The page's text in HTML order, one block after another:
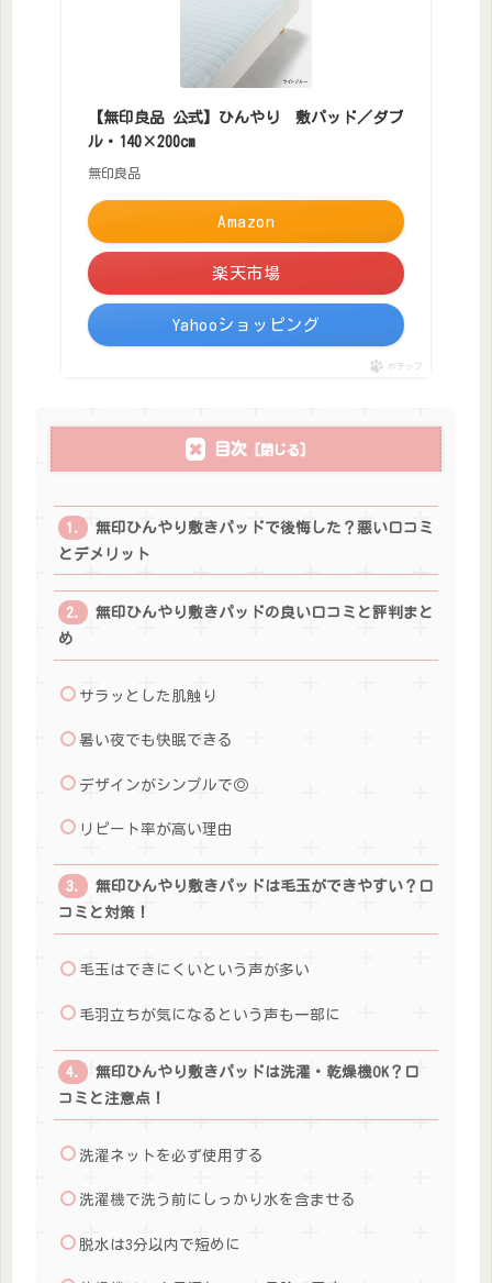
【無印良品 公式】ひんやり 敷パッド／ダブ
ル・140×200cm
無印良品
Amazon
楽天市場
Yahooショッピング
ポチップ
目次
無印ひんやり敷きパッドで後悔した？悪い口コミ
とデメリット
無印ひんやり敷きパッドの良い口コミと評判まと
め
サラッとした肌触り
暑い夜でも快眠できる
デザインがシンプルで◎
リピート率が高い理由
無印ひんやり敷きパッドは毛玉ができやすい？口
コミと対策！
毛玉はできにくいという声が多い
毛羽立ちが気になるという声も一部に
無印ひんやり敷きパッドは洗濯・乾燥機OK？口
コミと注意点！
洗濯ネットを必ず使用する
洗濯機で洗う前にしっかり水を含ませる
脱水は3分以内で短めに